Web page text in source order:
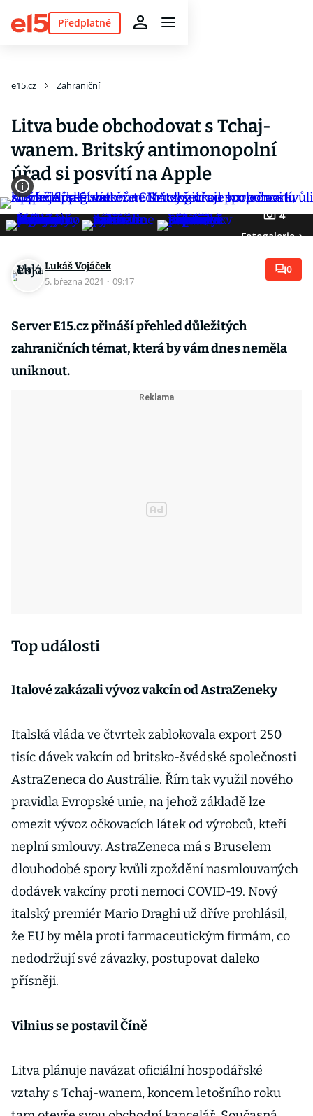
Předplatné
e15.cz Zahraniční
Litva bude obchodovat s Tchaj-
wanem. Britský antimonopolní
úřad si posvítí na Apple
4
Fotogalerie
Lukáš Vojáček
5. března 2021 · 09:17
0
Server E15.cz přináší přehled důležitých
zahraničních témat, která by vám dnes neměla
uniknout.
Top události
Italové zakázali vývoz vakcín od AstraZeneky
Italská vláda ve čtvrtek zablokovala export 250
tisíc dávek vakcín od britsko-švédské společnosti
AstraZeneca do Austrálie. Řím tak využil nového
pravidla Evropské unie, na jehož základě lze
omezit vývoz očkovacích látek od výrobců, kteří
neplní smlouvy. AstraZeneca má s Bruselem
dlouhodobé spory kvůli zpoždění nasmlouvaných
dodávek vakcíny proti nemoci COVID-19. Nový
italský premiér Mario Draghi už dříve prohlásil,
že EU by měla proti farmaceutickým firmám, co
nedodržují své závazky, postupovat daleko
přísněji.
Vilnius se postavil Číně
Litva plánuje navázat oficiální hospodářské
vztahy s Tchaj-wanem, koncem letošního roku